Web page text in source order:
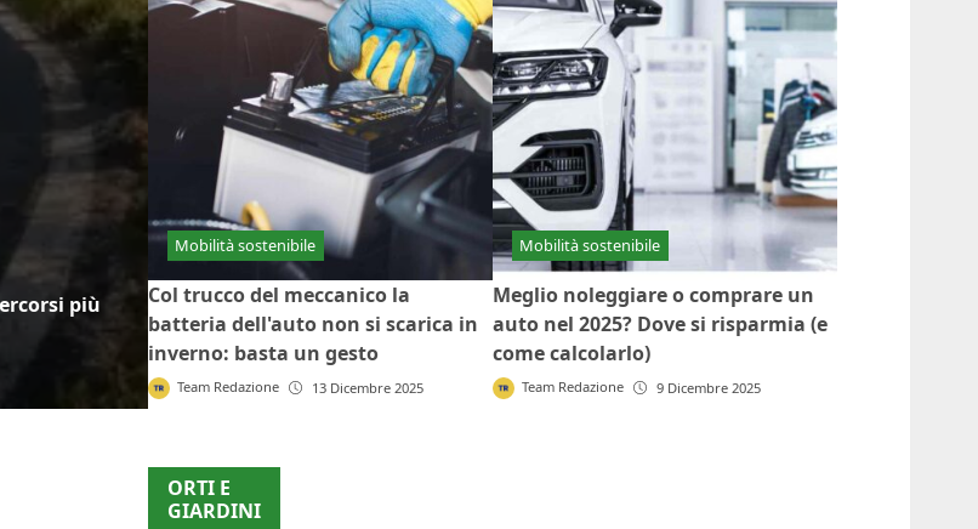
più
Mobilità sostenibile
Col trucco del meccanico la
batteria dell'auto non si scarica in
inverno: basta un gesto
Team Redazione 13 Dicembre 2025
Mobilità sostenibile
Meglio noleggiare o comprare un
auto nel 2025? Dove si risparmia (e
come calcolarlo)
Team Redazione 9 Dicembre 2025
ORTI E
GIARDINI